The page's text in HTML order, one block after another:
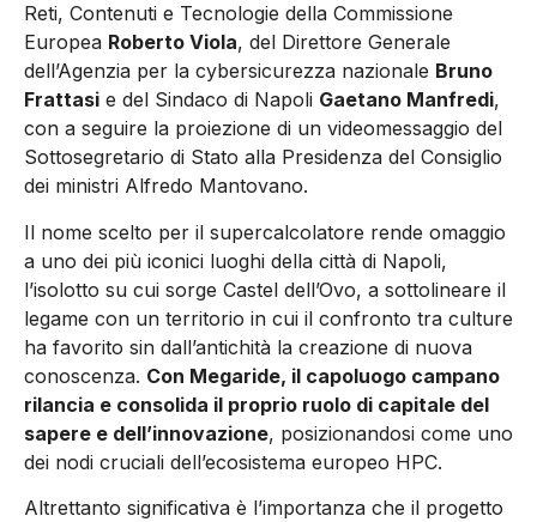
Reti, Contenuti e Tecnologie della Commissione
Europea Roberto Viola, del Direttore Generale
dell’Agenzia per la cybersicurezza nazionale Bruno
Frattasi e del Sindaco di Napoli Gaetano Manfredi,
con a seguire la proiezione di un videomessaggio del
Sottosegretario di Stato alla Presidenza del Consiglio
dei ministri Alfredo Mantovano.
Il nome scelto per il supercalcolatore rende omaggio
a uno dei più iconici luoghi della città di Napoli,
l’isolotto su cui sorge Castel dell’Ovo, a sottolineare il
legame con un territorio in cui il confronto tra culture
ha favorito sin dall’antichità la creazione di nuova
conoscenza. Con Megaride, il capoluogo campano
rilancia e consolida il proprio ruolo di capitale del
sapere e dell’innovazione, posizionandosi come uno
dei nodi cruciali dell’ecosistema europeo HPC.
Altrettanto significativa è l’importanza che il progetto